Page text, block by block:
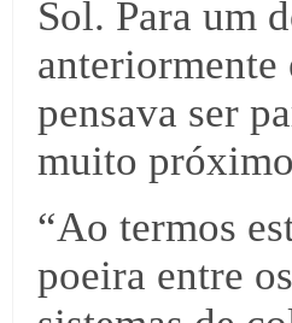
Sol. Para um
anteriormente
pensava ser
muito
“Ao termos
poeira entre